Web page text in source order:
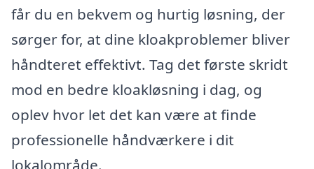
får du en bekvem og hurtig løsning, der
sørger for, at dine kloakproblemer bliver
håndteret effektivt. Tag det første skridt
mod en bedre kloakløsning i dag, og
oplev hvor let det kan være at finde
professionelle håndværkere i dit
lokalområde.